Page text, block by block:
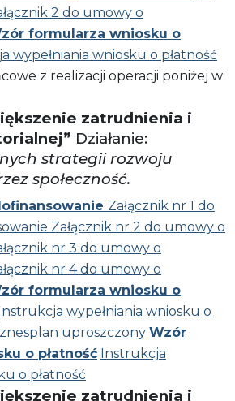
2 do umowy o
formularza wniosku o
wypełniania wniosku o płatność
z realizacji operacji poniżej w
zatrudnienia i
Działanie:
strategii rozwoju
społeczność.
Załącznik nr 1 do
Załącznik nr 2 do umowy o
nr 3 do umowy o
nr 4 do umowy o
formularza wniosku o
wypełniania wniosku o
uproszczony Wzór
o płatność Instrukcja
o płatność
zatrudnienia i